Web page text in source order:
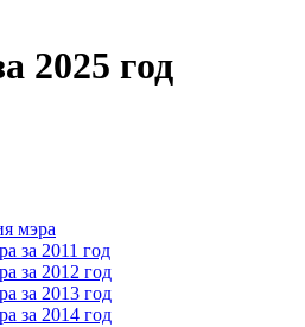
2025 год
мэра
за 2011 год
за 2012 год
за 2013 год
за 2014 год